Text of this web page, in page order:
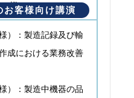
様
）：製造記録及び輸
成における業務改善
）：製造中機器の品
お客様向け講演